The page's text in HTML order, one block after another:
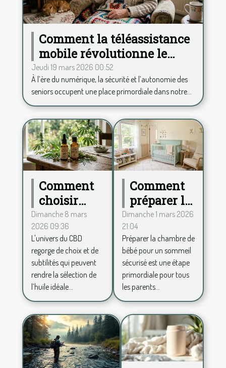
Comment la téléassistance
mobile révolutionne le
quotidien des seniors ?
Jeudi 19 mars 2026 00:52
À l’ère du numérique, la sécurité et l’autonomie des
seniors occupent une place primordiale dans notre...
Comment
choisir
entre
spectre
complet et
large pour
votre huile
de CBD ?
Dimanche 8 mars
2026 09:36
L'univers du CBD
regorge de choix et de
subtilités qui peuvent
rendre la sélection de
l’huile idéale...
Comment
préparer la
chambre
de bébé
pour un
sommeil
sécurisé ?
Dimanche 1 mars 2026
21:04
Préparer la chambre de
bébé pour un sommeil
sécurisé est une étape
primordiale pour tous
les parents...